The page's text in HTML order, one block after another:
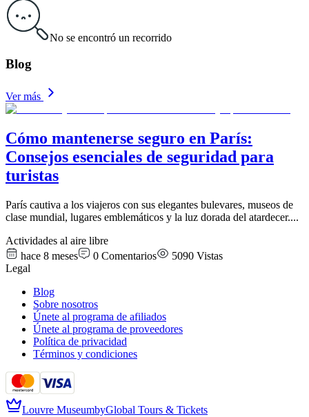
No se encontró un recorrido
Blog
Ver más
Cómo mantenerse seguro en París:
Consejos esenciales de seguridad para
turistas
París cautiva a los viajeros con sus elegantes bulevares, museos de
clase mundial, lugares emblemáticos y la luz dorada del atardecer....
Actividades al aire libre
hace 8 meses
0 Comentarios 5090 Vistas
Legal
Blog
Sobre nosotros
Únete al programa de afiliados
Únete al programa de proveedores
Política de privacidad
Términos y condiciones
Louvre MuseumbyGlobal Tours & Tickets